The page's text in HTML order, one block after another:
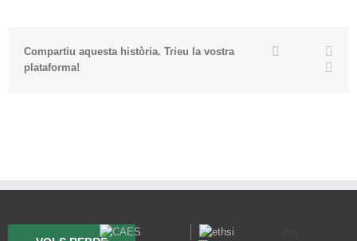
Compartiu aquesta història. Trieu la vostra
plataforma!
Facebook
Twitter